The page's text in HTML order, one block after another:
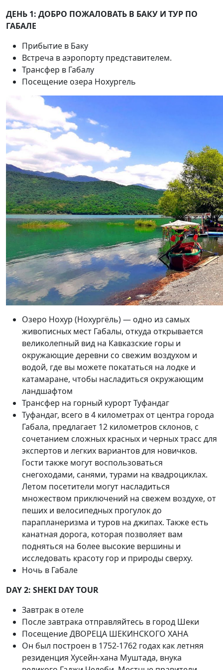
ДЕНЬ 1: ДОБРО ПОЖАЛОВАТЬ В БАКУ И ТУР ПО
ГАБАЛЕ
Прибытие в Баку
Встреча в аэропорту представителем.
Трансфер в Габалу
Посещение озера Нохургель
Озеро Нохур (Нохургёль) — одно из самых
живописных мест Габалы, откуда открывается
великолепный вид на Кавказские горы и
окружающие деревни со свежим воздухом и
водой, где вы можете покататься на лодке и
катамаране, чтобы насладиться окружающим
ландшафтом
Трансфер на горный курорт Туфандаг
Туфандаг, всего в 4 километрах от центра города
Габала, предлагает 12 километров склонов, с
сочетанием сложных красных и черных трасс для
экспертов и легких вариантов для новичков.
Гости также могут воспользоваться
снегоходами, санями, турами на квадроциклах.
Летом посетители могут насладиться
множеством приключений на свежем воздухе, от
пеших и велосипедных прогулок до
парапланеризма и туров на джипах. Также есть
канатная дорога, которая позволяет вам
подняться на более высокие вершины и
исследовать красоту гор и природы сверху.
Ночь в Габале
DAY 2: SHEKI DAY TOUR
Завтрак в отеле
После завтрака отправляйтесь в город Шеки
Посещение ДВОРЕЦА ШЕКИНСКОГО ХАНА
Он был построен в 1752-1762 годах как летняя
резиденция Хусейн-хана Муштада, внука